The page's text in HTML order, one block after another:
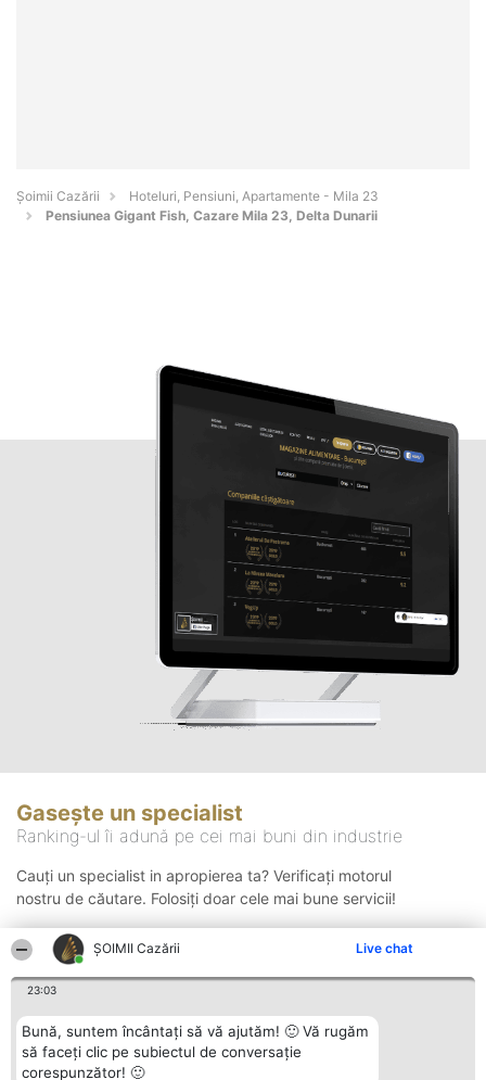
ȘOIMII Cazării Live chat
23:03
Bună, suntem încântați să vă ajutăm! 🙂 Vă rugăm
să faceți clic pe subiectul de conversație
corespunzător! 🙂
Șoimii Cazării
Hoteluri, Pensiuni, Apartamente - Mila 23
Pensiunea Gigant Fish, Cazare Mila 23, Delta Dunarii
Gasește un specialist
Ranking-ul îi adună pe cei mai buni din industrie
Cauți un specialist in apropierea ta? Verificați motorul
nostru de căutare. Folosiți doar cele mai bune servicii!